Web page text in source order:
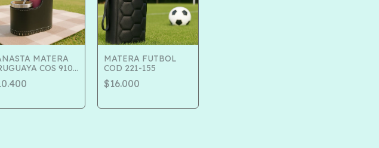
MATERA
COS 910-
MATERA FUTBOL
COD 221-155
$16.000